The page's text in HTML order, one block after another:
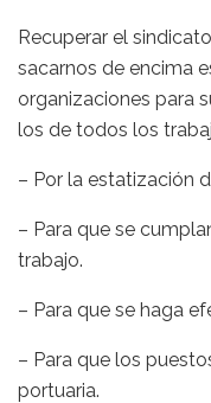
Recuperar el
sacarnos de encima
organizaciones para
los de todos los
– Por la estatización
– Para que se
trabajo.
– Para que se haga
– Para que los
portuaria.